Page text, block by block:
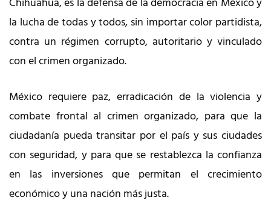
la lucha de todas y todos, sin importar color partidista,
contra un régimen corrupto, autoritario y vinculado
con el crimen organizado.
México requiere paz, erradicación de la violencia y
combate frontal al crimen organizado, para que la
ciudadanía pueda transitar por el país y sus ciudades
con seguridad, y para que se restablezca la confianza
en las inversiones que permitan el crecimiento
económico y una nación más justa.